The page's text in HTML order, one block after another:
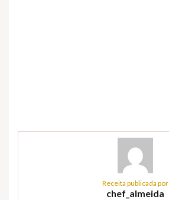
Receita publicada por
chef_almeida